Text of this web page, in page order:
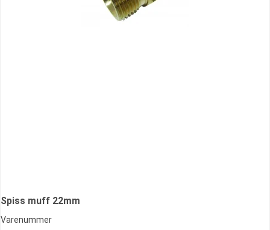
Spiss muff 22mm
Varenummer